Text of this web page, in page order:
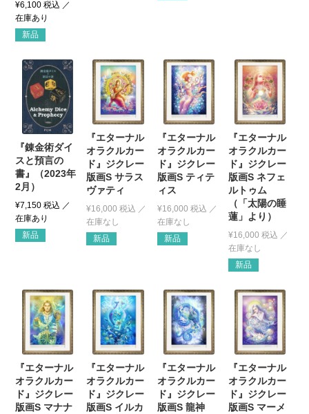
¥6,100 税込
新品
『錬金術ダイ
スと預言の
書』（2023年
2月）
¥7,150 税込
新品
『エターナル
オラクルカー
ド』ジクレー
版画S サラス
ヴァティ
¥16,000 税込
新品
『エターナル
オラクルカー
ド』ジクレー
版画S ティテ
ィス
¥16,000 税込
新品
『エターナル
オラクルカー
ド』ジクレー
版画S ネフェ
ルトゥム
（「太陽の睡
蓮」より）
¥16,000 税込
新品
『エターナル
オラクルカー
ド』ジクレー
版画S マナナ
『エターナル
オラクルカー
ド』ジクレー
版画S イルカ
『エターナル
オラクルカー
ド』ジクレー
版画S 龍神
『エターナル
オラクルカー
ド』ジクレー
版画S マーメ